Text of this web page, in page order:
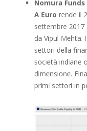
Nomura
A Euro rende il
settembre 2017
da Vipul Mehta.
settori della
società indiane
dimensione.
primi settori in